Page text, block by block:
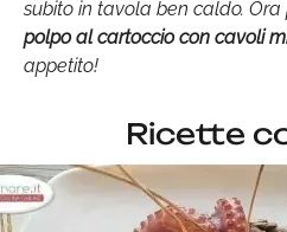
subito in tavola ben caldo.
polpo al cartoccio con cavoli
appetito!
Ricette